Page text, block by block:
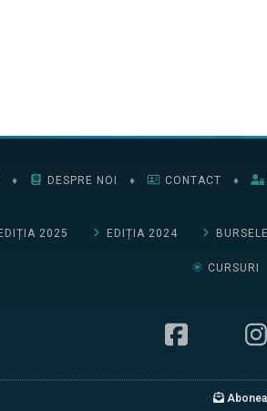
♦ DESPRE NOI ♦ CONTACT ♦
2025 EDIȚIA 2024
CURSURI